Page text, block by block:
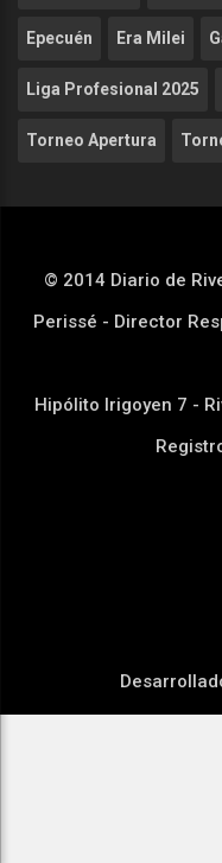
Epecuén Era Milei
Liga Profesional 2025
Torneo Apertura
© 2014 Diario de
Perissé - Director
Hipólito Irigoyen 7 -